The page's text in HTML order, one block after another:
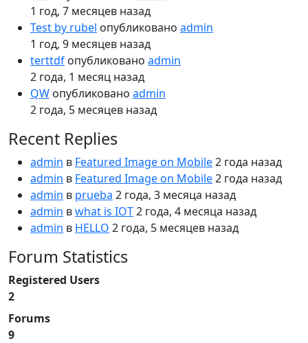
1 год, 7 месяцев назад
Test by rubel опубликовано admin
1 год, 9 месяцев назад
terttdf опубликовано admin
2 года, 1 месяц назад
QW опубликовано admin
2 года, 5 месяцев назад
Recent Replies
admin в Featured Image on Mobile2 года назад
admin в Featured Image on Mobile2 года назад
admin в prueba 2 года, 3 месяца назад
admin вwhat is IOT2 года, 4 месяца назад
admin в HELLO 2 года, 5 месяцев назад
Forum Statistics
Registered Users
2
Forums
9